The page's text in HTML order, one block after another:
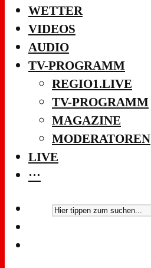
WETTER
VIDEOS
AUDIO
TV-PROGRAMM
REGIO1.LIVE
TV-PROGRAMM
MAGAZINE
MODERATOREN
LIVE
···